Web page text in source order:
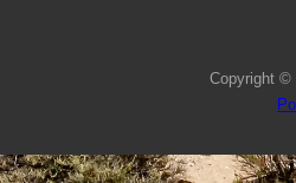
Copyright ©